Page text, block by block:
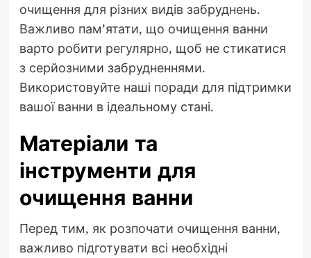
очищення для різних видів забруднень.
Важливо пам’ятати, що очищення ванни
варто робити регулярно, щоб не стикатися
з серйозними забрудненнями.
Використовуйте наші поради для підтримки
вашої ванни в ідеальному стані.
Матеріали та
інструменти для
очищення ванни
Перед тим, як розпочати очищення ванни,
важливо підготувати всі необхідні